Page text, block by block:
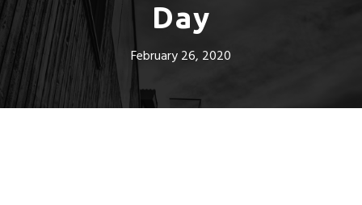
Day
February 26, 2020